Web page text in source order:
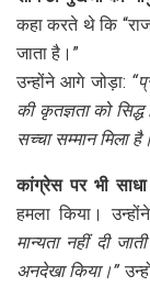
कहा करते थे कि
जाता है।”
उन्होंने आगे जोड़ा:
की कृतज्ञता को
सच्चा सम्मान मिला
कांग्रेस पर भी
हमला किया।
मान्यता नहीं दी
अनदेखा किया।”